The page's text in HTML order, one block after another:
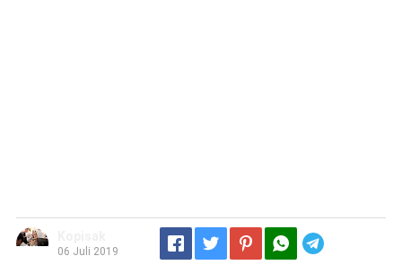
06 Juli 2019